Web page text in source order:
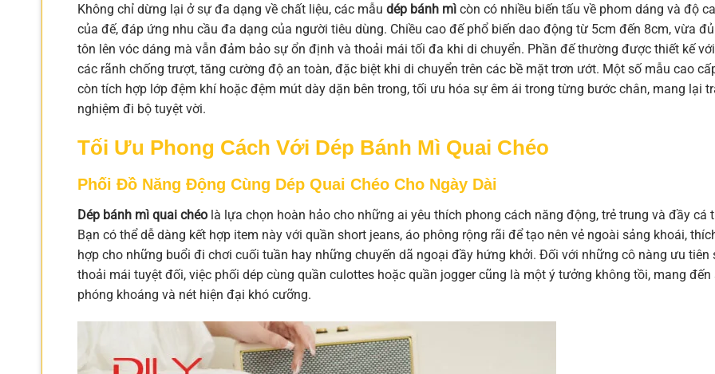
Không chỉ dừng lại ở sự đa dạng về chất liệu, các mẫu dép bánh mì còn có nhiều biến tấu về phom dáng và độ
của đế, đáp ứng nhu cầu đa dạng của người tiêu dùng. Chiều cao đế phổ biến dao động từ 5cm đến 8cm, vừa
tôn lên vóc dáng mà vẫn đảm bảo sự ổn định và thoải mái tối đa khi di chuyển. Phần đế thường được thiết kế với
các rãnh chống trượt, tăng cường độ an toàn, đặc biệt khi di chuyển trên các bề mặt trơn ướt. Một số mẫu cao
còn tích hợp lớp đệm khí hoặc đệm mút dày dặn bên trong, tối ưu hóa sự êm ái trong từng bước chân, mang lại
nghiệm đi bộ tuyệt vời.
Tối Ưu Phong Cách Với Dép Bánh Mì Quai Chéo
Phối Đồ Năng Động Cùng Dép Quai Chéo Cho Ngày Dài
Dép bánh mì quai chéo là lựa chọn hoàn hảo cho những ai yêu thích phong cách năng động, trẻ trung và đầy cá
Bạn có thể dễ dàng kết hợp item này với quần short jeans, áo phông rộng rãi để tạo nên vẻ ngoài sảng khoái,
hợp cho những buổi đi chơi cuối tuần hay những chuyến dã ngoại đầy hứng khởi. Đối với những cô nàng ưu tiên
thoải mái tuyệt đối, việc phối dép cùng quần culottes hoặc quần jogger cũng là một ý tưởng không tồi, mang đến
phóng khoáng và nét hiện đại khó cưỡng.